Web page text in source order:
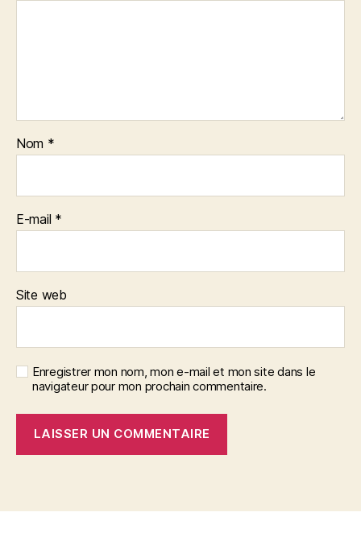
Nom *
E-mail *
Site web
Enregistrer mon nom, mon e-mail et mon site dans le
navigateur pour mon prochain commentaire.